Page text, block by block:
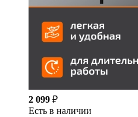
2 099 ₽
Есть в наличии